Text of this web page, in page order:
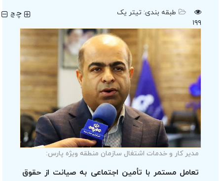
۱۹۹
طبقه بندی: تیتر یک چچ
مدیر کار و خدمات اشتغال سازمان منطقه ویژه پارس:
تعامل مستمر با تأمین اجتماعی به صیانت از حقوق